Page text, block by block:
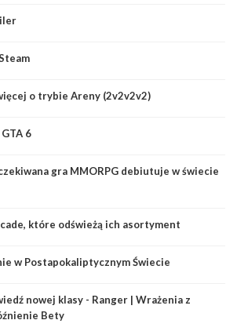
o trybie Areny (2v2v2v2)
6
gra MMORPG debiutuje w świecie
które odświeżą ich asortyment
w Postapokaliptycznym Świecie
nowej klasy - Ranger | Wrażenia z
Bety